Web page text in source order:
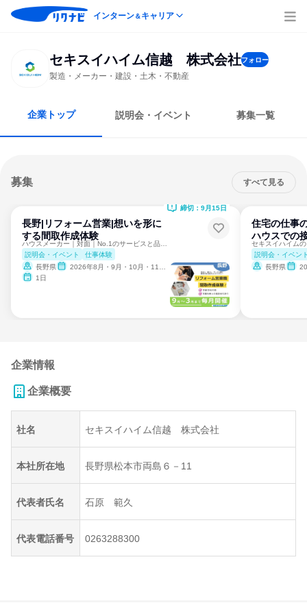
インターン＆キャリア
セキスイハイム信越 株式会社フォロー
製造・メーカー・建設・土木・不動産
企業トップ 説明会・イベント 募集一覧
募集 すべて見る
長野|リフォーム営業|想いを形に
する間取作成体験
説明会・イベント
仕事体験
長野県
2026年8月・9月・10月・11月・12月
1日
締切：9月15日
住宅の仕事
ハウスでの
説明会・イベン
長野県
企業情報
企業概要
社名 セキスイハイム信越 株式会社
本社所在地 長野県松本市両島６－11
代表者氏名 石原 範久
代表電話番号 0263288300